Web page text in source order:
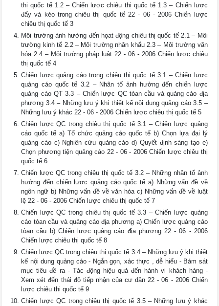
thị quốc tế 1.2 – Chiến lược chiêu thị quốc tế 1.3 – Chiến lược
đẩy và kéo trong chiêu thị quốc tế 22 - 06 - 2006 Chiến lược
chiêu thị quốc tế 3
Môi trường ảnh hưởng đến họat động chiêu thị quốc tế 2.1 – Môi
trường kinh tế 2.2 – Môi trường nhân khẩu 2.3 – Môi trường văn
hóa 2.4 – Môi trường pháp luật 22 - 06 - 2006 Chiến lược chiêu
thị quốc tế 4
Chiến lược quảng cáo trong chiêu thị quốc tế 3.1 – Chiến lược
quảng cáo quốc tế 3.2 – Nhân tố ảnh hưởng đến chiến lược
quảng cáo QT 3.3 – Chiến lược QC tòan cầu và quảng cáo địa
phương 3.4 – Những lưu ý khi thiết kế nội dung quảng cáo 3.5 –
Những lưu ý khác 22 - 06 - 2006 Chiến lược chiêu thị quốc tế 5
Chiến lược QC trong chiêu thị quốc tế 3.1 – Chiến lược quảng
cáo quốc tế a) Tổ chức quảng cáo quốc tế b) Chọn lựa đại lý
quảng cáo c) Nghiên cứu quảng cáo d) Quyết định sáng tạo e)
Chọn phương tiện quảng cáo 22 - 06 - 2006 Chiến lược chiêu thị
quốc tế 6
Chiến lược QC trong chiêu thị quốc tế 3.2 – Những nhân tố ảnh
hưởng đến chiến lược quảng cáo quốc tế a) Những vấn đề về
ngôn ngữ b) Những vấn đề về văn hóa c) Những vấn đề về luật
lệ 22 - 06 - 2006 Chiến lược chiêu thị quốc tế 7
Chiến lược QC trong chiêu thị quốc tế 3.3 – Chiến lược quảng
cáo tòan cầu và quảng cáo địa phương a) Chiến lược quảng cáo
tòan cầu b) Chiến lược quảng cáo địa phương 22 - 06 - 2006
Chiến lược chiêu thị quốc tế 8
Chiến lược QC trong chiêu thị quốc tế 3.4 – Những lưu ý khi thiết
kế nội dung quảng cáo - Ngắn gọn, xác thực , dễ hiểu - Bám sát
mục tiêu đề ra - Tác động hiệu quả đến hành vi khách hàng -
Xem xét đến thái độ tiếp nhận của cư dân 22 - 06 - 2006 Chiến
lược chiêu thị quốc tế 9
Chiến lược QC trong chiêu thị quốc tế 3.5 – Những lưu ý khác